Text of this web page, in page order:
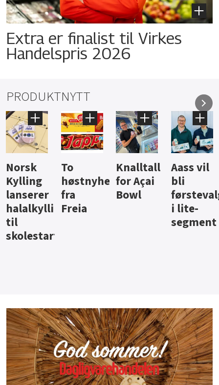
Extra er finalist til Virkes
Handelspris 2026
PRODUKTNYTT
Knalltall
for Açai
Bowl
Aass vil
bli
førstevalg
i lite-
Brus og
jus fra
Berentsen
Hard
iste fra
Hansa